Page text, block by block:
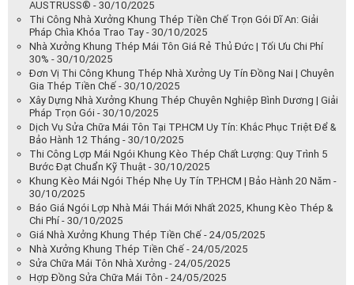
AUSTRUSS® - 30/10/2025
Thi Công Nhà Xưởng Khung Thép Tiền Chế Trọn Gói Dĩ An: Giải
Pháp Chìa Khóa Trao Tay - 30/10/2025
Nhà Xưởng Khung Thép Mái Tôn Giá Rẻ Thủ Đức | Tối Ưu Chi Phí
30% - 30/10/2025
Đơn Vị Thi Công Khung Thép Nhà Xưởng Uy Tín Đồng Nai | Chuyên
Gia Thép Tiền Chế - 30/10/2025
Xây Dựng Nhà Xưởng Khung Thép Chuyên Nghiệp Bình Dương | Giải
Pháp Trọn Gói - 30/10/2025
Dịch Vụ Sửa Chữa Mái Tôn Tại TP.HCM Uy Tín: Khắc Phục Triệt Để &
Bảo Hành 12 Tháng - 30/10/2025
Thi Công Lợp Mái Ngói Khung Kèo Thép Chất Lượng: Quy Trình 5
Bước Đạt Chuẩn Kỹ Thuật - 30/10/2025
Khung Kèo Mái Ngói Thép Nhẹ Uy Tín TP.HCM | Bảo Hành 20 Năm -
30/10/2025
Báo Giá Ngói Lợp Nhà Mái Thái Mới Nhất 2025, Khung Kèo Thép &
Chi Phí - 30/10/2025
Giá Nhà Xưởng Khung Thép Tiền Chế - 24/05/2025
Nhà Xưởng Khung Thép Tiền Chế - 24/05/2025
Sửa Chữa Mái Tôn Nhà Xưởng - 24/05/2025
Hợp Đồng Sửa Chữa Mái Tôn - 24/05/2025